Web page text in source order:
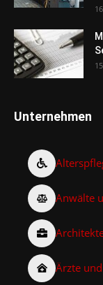
Unternehmen
Anwälte
Ärzte